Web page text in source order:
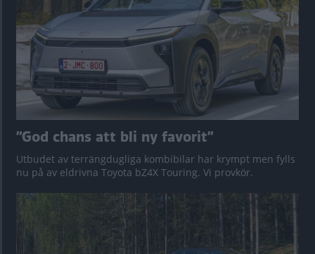
”God chans att bli ny favorit”
Utbudet av terrängdugliga kombibilar har krympt men fylls
nu på av eldrivna Toyota bZ4X Touring. Vi provkör.